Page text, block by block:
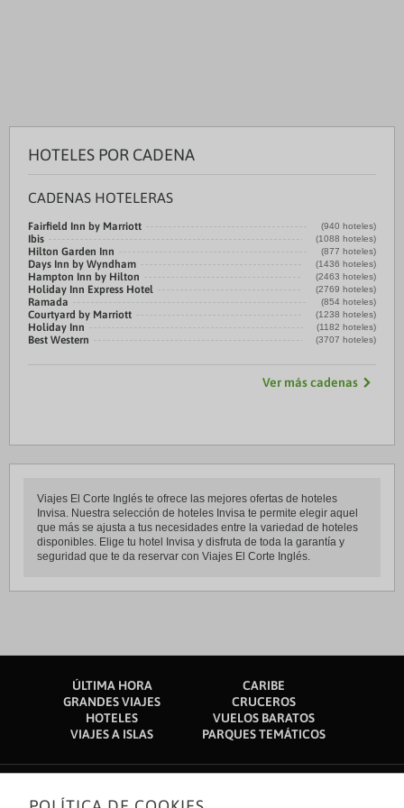
HOTELES POR CADENA
CADENAS HOTELERAS
Fairfield Inn by Marriott (940 hoteles)
Ibis (1088 hoteles)
Hilton Garden Inn (877 hoteles)
Days Inn by Wyndham (1436 hoteles)
Hampton Inn by Hilton (2463 hoteles)
Holiday Inn Express Hotel (2769 hoteles)
Ramada (854 hoteles)
Courtyard by Marriott (1238 hoteles)
Holiday Inn (1182 hoteles)
Best Western (3707 hoteles)
Ver más cadenas
Viajes El Corte Inglés te ofrece las mejores ofertas de hoteles
Invisa. Nuestra selección de hoteles Invisa te permite elegir aquel
que más se ajusta a tus necesidades entre la variedad de hoteles
disponibles. Elige tu hotel Invisa y disfruta de toda la garantía y
seguridad que te da reservar con Viajes El Corte Inglés.
ÚLTIMA HORA
CARIBE
GRANDES VIAJES
CRUCEROS
HOTELES
VUELOS BARATOS
VIAJES A ISLAS
PARQUES TEMÁTICOS